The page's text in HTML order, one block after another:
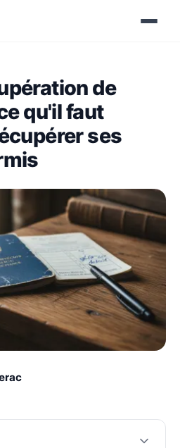
de
qu'il faut
ses